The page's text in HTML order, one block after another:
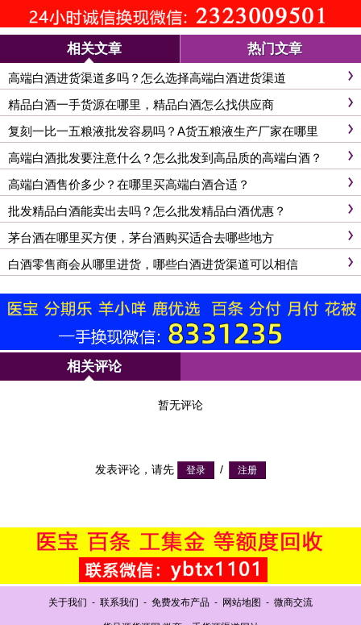
相关文章 热门文章
高端白酒进货渠道多吗？怎么选择高端白酒进货渠道
精品白酒一手货源在哪里，精品白酒怎么找供应商
复刻一比一五粮液批发容易吗？A货五粮液生产厂家在哪里
高端白酒批发要注意什么？怎么批发到高品质的高端白酒？
高端白酒售价多少？在哪里买高端白酒合适？
批发精品白酒能卖出去吗？怎么批发精品白酒优惠？
茅台酒在哪里买方便，茅台酒购买适合去哪些地方
白酒零售商会从哪里进货，哪些白酒进货渠道可以相信
相关评论
暂无评论
发表评论，请先 /
关于我们 - 联系我们 - 免费发布产品 - 网站地图 - 微商交流